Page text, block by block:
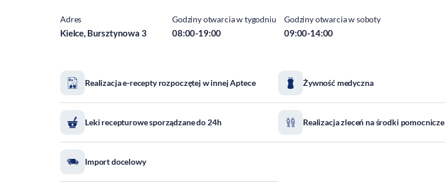
Adres
Kielce, Bursztynowa 3
Godziny otwarcia w tygodniu
08:00-19:00
Godziny otwarcia w soboty
09:00-14:00
Realizacja e-recepty rozpoczętej w innej Aptece Żywność medyczna
Leki recepturowe sporządzane do 24h Realizacja zleceń na środki pomocnicze
Import docelowy